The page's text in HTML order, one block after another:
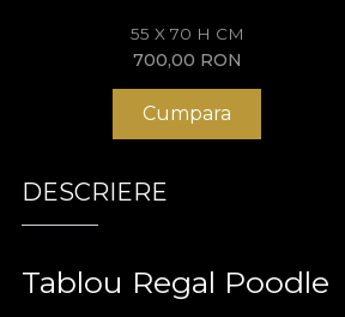
55 X 70 H CM
700,00 RON
Cumpara
DESCRIERE
Tablou Regal Poodle